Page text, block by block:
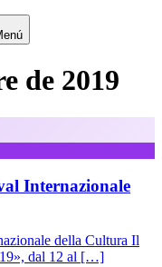
de 2019
Internazionale
della Cultura Il
dal 12 al […]